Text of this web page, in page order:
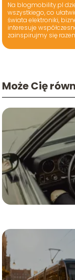
Na blogmobility.pl
wszystkiego, co
świata elektroniki,
interesuje
zainspirujmy się
Może Cię